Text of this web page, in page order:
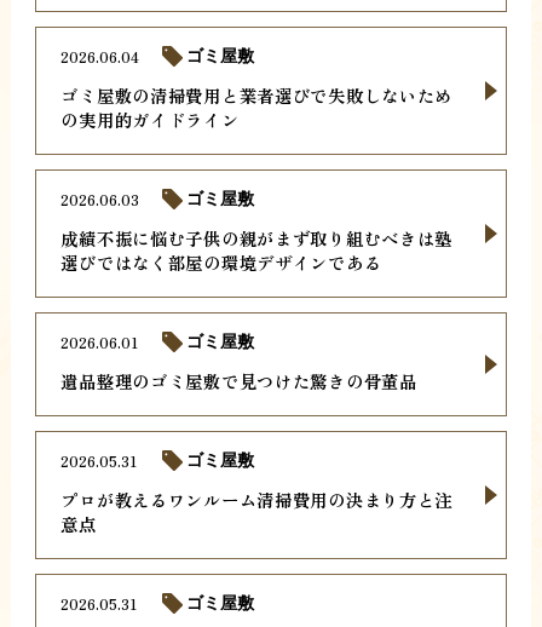
ゴミ屋敷の清掃費用と業者選びで失敗しないため
の実用的ガイドライン
2026.06.04 ゴミ屋敷
成績不振に悩む子供の親がまず取り組むべきは塾
選びではなく部屋の環境デザインである
2026.06.03 ゴミ屋敷
遺品整理のゴミ屋敷で見つけた驚きの骨董品
2026.06.01 ゴミ屋敷
プロが教えるワンルーム清掃費用の決まり方と注
意点
2026.05.31 ゴミ屋敷
2026.05.31 ゴミ屋敷